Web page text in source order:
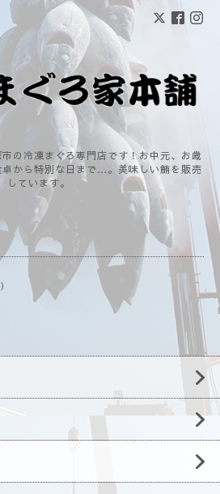
の冷凍まぐろ専門店です！お中元、お歳
から特別な日まで…。美味しい鮪を販売
しています。